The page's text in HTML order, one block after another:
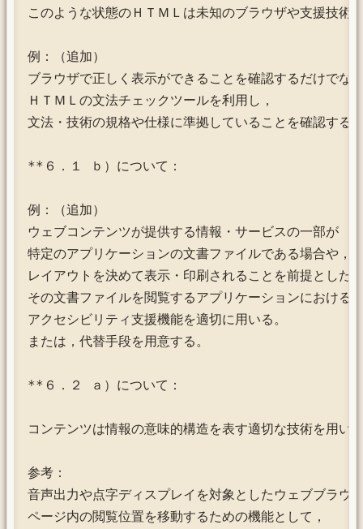
このような状態のＨＴＭＬは未知のブラウザや支援技術
例：（追加）
ブラウザで正しく表示ができることを確認するだけでな
ＨＴＭＬの文法チェックツールを利用し，
文法・技術の規格や仕様に準拠していることを確認する
**６．１ ｂ）について：
例：（追加）
ウェブコンテンツが提供する情報・サービスの一部が
特定のアプリケーションの文書ファイルである場合や，
レイアウトを決めて表示・印刷されることを前提とした
その文書ファイルを閲覧するアプリケーションにおける
アクセシビリティ支援機能を適切に用いる。
または，代替手段を用意する。
**６．２ ａ）について：
コンテンツは情報の意味的構造を表す適切な技術を用い
参考：
音声出力や点字ディスプレイを対象としたウェブブラウ
ページ内の閲覧位置を移動するための機能として，